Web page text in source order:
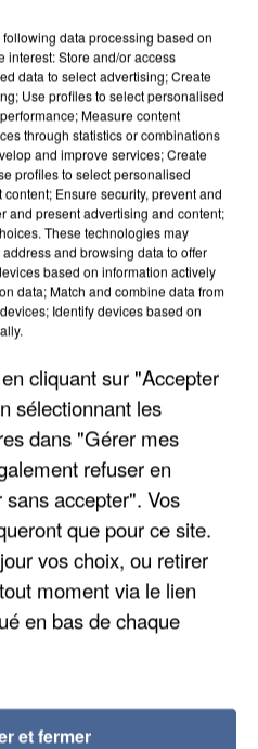
LA DZ MAFIA
following data processing based on
interest: Store and/or access
data to select advertising; Create
Use profiles to select personalised
Measure content
through statistics or combinations
and improve services; Create
profiles to select personalised
Ensure security, prevent and
and present advertising and content;
These technologies may
and browsing data to offer
based on information actively
data; Match and combine data from
Identify devices based on
cliquant sur "Accepter
sélectionnant les
dans "Gérer mes
refuser en
accepter". Vos
que pour ce site.
vos choix, ou retirer
moment via le lien
en bas de chaque
et fermer